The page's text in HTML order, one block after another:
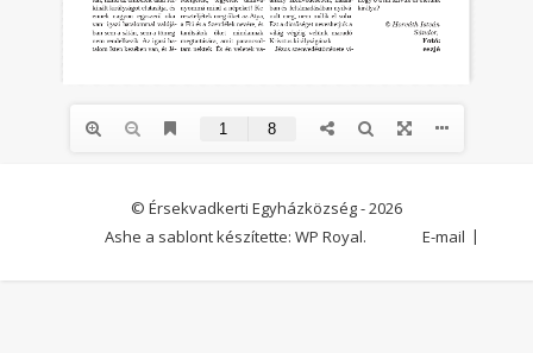
© Érsekvadkerti Egyházközség - 2026
E-mail
Ashe a sablont készítette: WP Royal.